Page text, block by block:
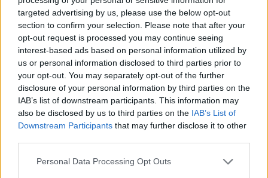
targeted advertising by us, please use the below opt-out
section to confirm your selection. Please note that after your
opt-out request is processed you may continue seeing
interest-based ads based on personal information utilized by
us or personal information disclosed to third parties prior to
your opt-out. You may separately opt-out of the further
disclosure of your personal information by third parties on the
IAB’s list of downstream participants. This information may
also be disclosed by us to third parties on the IAB’s List of
Downstream Participants that may further disclose it to other
Personal Data Processing Opt Outs
Os sete municípios da Zona dos Mármores e Alqueva querem
acolher a grande área...